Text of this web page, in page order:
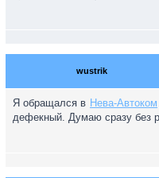
wustrik
Я обращался в Нева-Автоком
дефекный. Думаю сразу без